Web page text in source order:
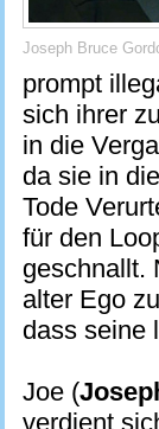
Joseph Bruce
prompt
sich ihrer
in die
da sie in
Tode
für den
geschnallt.
alter Ego
dass seine
Joe (
verdient